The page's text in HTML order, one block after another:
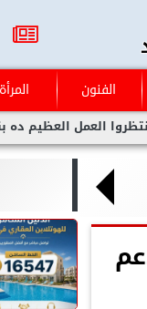
الفنون المرأة
ده بنعمل حاجه